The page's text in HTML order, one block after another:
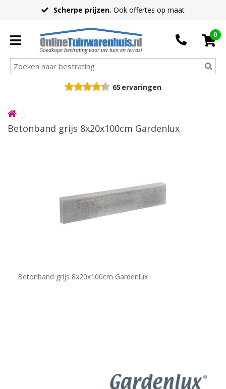
Scherpe prijzen. Ook offertes op maat
Goedkope bestrating voor uw tuin en terras!
0
65 ervaringen
Betonband grijs 8x20x100cm Gardenlux
Betonband grijs 8x20x100cm Gardenlux